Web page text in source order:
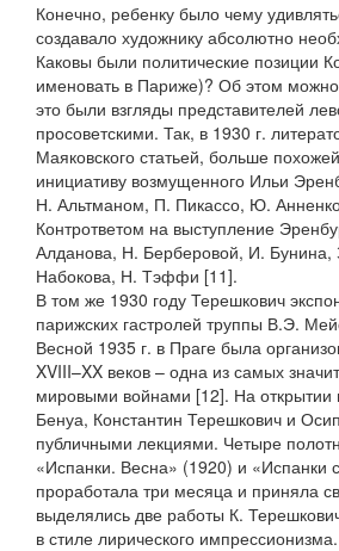
Конечно, ребенку было чему
создавало художнику абсолютно
Каковы были политические позиции
именовать в Париже)? Об этом
это были взгляды представителей
просоветскими. Так, в 1930 г.
Маяковского статьей, больше
инициативу возмущенного Ильи
Н. Альтманом, П. Пикассо, Ю.
Контрответом на выступление
Алданова, Н. Берберовой, И. Бунина,
Набокова, Н. Тэффи [11].
В том же 1930 году Терешкович
парижских гастролей труппы В.Э.
Весной 1935 г. в Праге была
XVIII–XX веков – одна из самых
мировыми войнами [12]. На открытии
Бенуа, Константин Терешкович и
публичными лекциями. Четыре
«Испанки. Весна» (1920) и «Испанки
проработала три месяца и приняла
выделялись две работы К.
в стиле лирического импрессионизма.